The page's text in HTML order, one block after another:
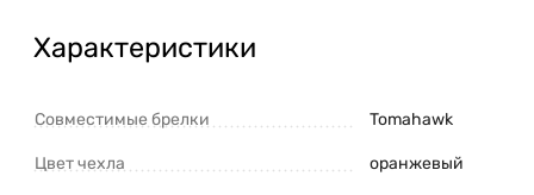
Характеристики
Совместимые брелки Tomahawk
Цвет чехла оранжевый